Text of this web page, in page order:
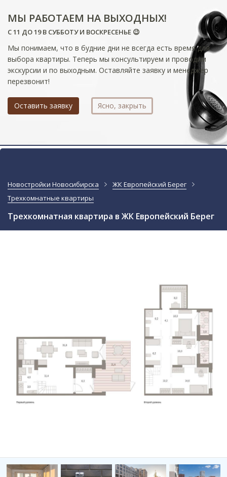
МЫ РАБОТАЕМ НА ВЫХОДНЫХ!
С 11 ДО 19 В СУББОТУ И ВОСКРЕСЕНЬЕ 😉
Мы понимаем, что в будние дни не всегда есть время для
выбора квартиры. Теперь мы консультируем и проводим
экскурсии и по выходным. Оставляйте заявку и менеджер
перезвонит!
Оставить заявку Ясно, закрыть
Новостройки Новосибирска
ЖК Европейский Берег
Трехкомнатные квартиры
Трехкомнатная квартира в ЖК Европейский Берег